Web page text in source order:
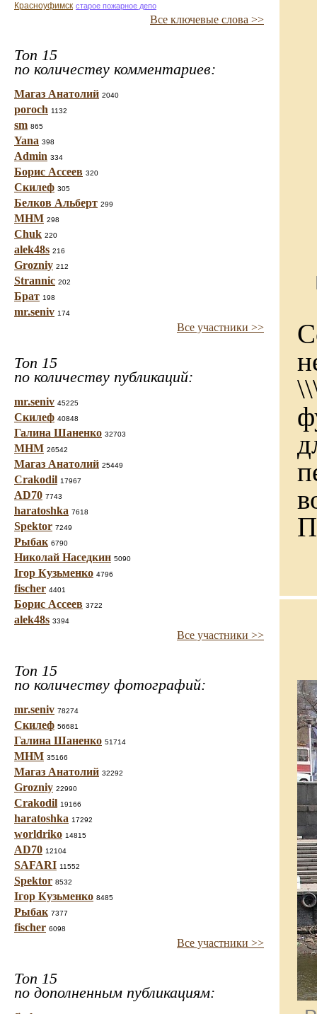
Красноуфимск старое пожарное депо
Все ключевые слова >>
Топ 15
по количеству комментариев:
Магаз Анатолий 2040
poroch 1132
sm 865
Yana 398
Admin 334
Борис Ассеев 320
Скилеф 305
Белков Альберт 299
МНМ 298
Chuk 220
alek48s 216
Grozniy 212
Strannic 202
Брат 198
mr.seniv 174
Все участники >>
Топ 15
по количеству публикаций:
mr.seniv 45225
Скилеф 40848
Галина Шаненко 32703
МНМ 26542
Магаз Анатолий 25449
Crakodil 17967
AD70 7743
haratoshka 7618
Spektor 7249
Рыбак 6790
Николай Наседкин 5090
Ігор Кузьменко 4796
fischer 4401
Борис Ассеев 3722
alek48s 3394
Все участники >>
Топ 15
по количеству фотографий:
mr.seniv 78274
Скилеф 56681
Галина Шаненко 51714
МНМ 35166
Магаз Анатолий 32292
Grozniy 22990
Crakodil 19166
haratoshka 17292
worldriko 14815
AD70 12104
SAFARI 11552
Spektor 8532
Ігор Кузьменко 8485
Рыбак 7377
fischer 6098
Все участники >>
Топ 15
по дополненным публикациям: